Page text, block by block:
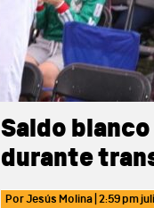
Saldo
durante
PorJesús Molina 2:59 pm